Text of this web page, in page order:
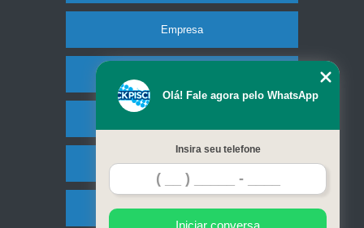
Empresa
Contato
Mapa do site
Olá! Fale agora pelo WhatsApp
Insira seu telefone
Iniciar conversa